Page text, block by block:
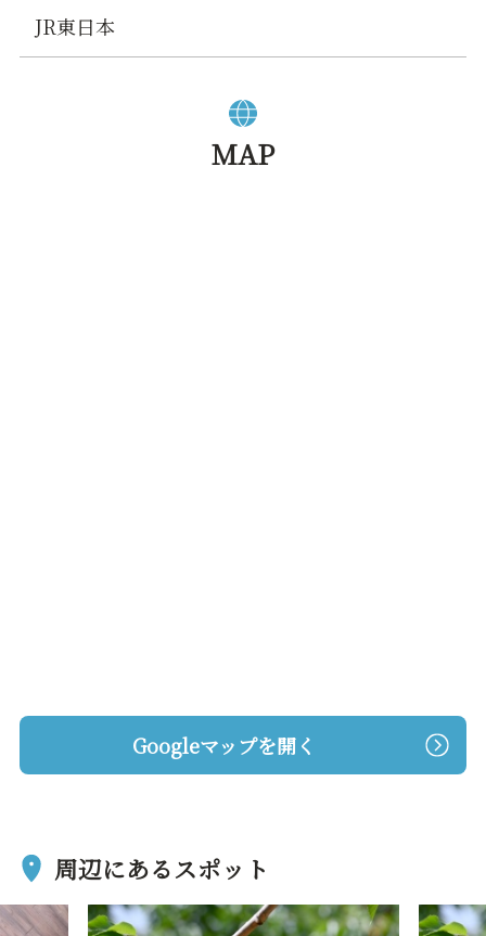
JR東日本
MAP
Googleマップを開く
周辺にあるスポット